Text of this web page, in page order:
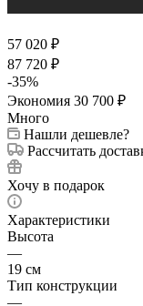
57 020 ₽
87 720 ₽
-35%
Экономия 30 700 ₽
Много
Нашли дешевле?
Рассчитать
Хочу в подарок
Характеристики
Высота
—
19 см
Тип конструкции
—